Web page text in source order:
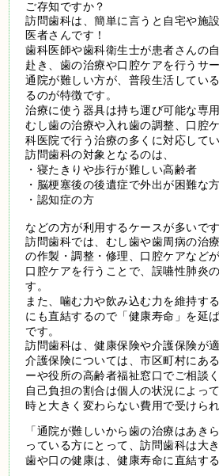
ご存知ですか？
訪問歯科は、簡単に言うと自宅や施
医者さんです！
歯科医師や歯科衛生士が患者さんの
赴き、歯の治療や口腔ケアを行うサー
通院が難しい方が、普段生活してい
るのが特徴です。
治療に使う器具は持ち運び可能な専
むし歯の治療や入れ歯の調整、口腔
科医院で行う治療の多くに対応してい
訪問歯科の対象となるのは、
・寝たきりや歩行が難しい高齢者
・脳梗塞後の後遺症で外出が困難な方
・認知症の方
などの方が利用するケースが多いです
訪問歯科では、むし歯や歯周病の治
の作製・調整・修理、口腔ケアなどが
口腔ケアを行うことで、誤嚥性肺炎
す。
また、噛む力や飲み込む力を維持す
にも直結するので「健康寿命」を延
です。
訪問歯科は、健康保険や介護保険が
介護保険については、市区町村にあ
ーや役所の高齢者福祉窓口でご相談く
自己負担の割合は個人の状況によっ
時と大きく変わらない費用で受けら
「通院が難しいから歯の治療はあき
っている方にとって、訪問歯科は大
歯や口の健康は、健康寿命に直結す